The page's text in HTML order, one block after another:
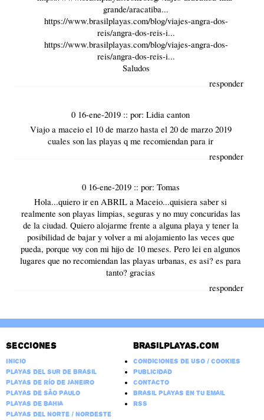
grande/aracatiba...
https://www.brasilplayas.com/blog/viajes-angra-dos-
reis/angra-dos-reis-i...
https://www.brasilplayas.com/blog/viajes-angra-dos-
reis/angra-dos-reis-i...
Saludos
responder
0 16-ene-2019 ::por:Lidia canton
Viajo a maceio el 10 de marzo hasta el 20 de marzo 2019
cuales son las playas q me recomiendan para ir
responder
0 16-ene-2019 :: por: Tomas
Hola...quiero ir en ABRIL a Maceio...quisiera saber si
realmente son playas limpias, seguras y no muy concuridas las
de la ciudad. Quiero alojarme frente a alguna playa y tener la
posibilidad de bajar y volver a mi alojamiento las veces que
pueda, porque voy con mi hijo de 10 meses. Pero lei en algunos
lugares que no recomiendan las playas urbanas, es asi? es para
tanto? gracias
responder
Secciones
Inicio
Playas del Sur de Brasil
Playas de Río de Janeiro
Playas de São Paulo
Playas de Bahia
Playas del Norte / Nordeste
Brasilplayas.com
Condiciones de Uso / Cookies
Publicidad
Contacto
Brasil Playas en tu email
RSS